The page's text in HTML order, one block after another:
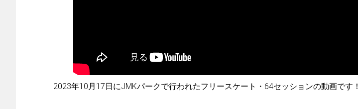
2023年10月17日にJMKパークで行われたフリースケート・64セッションの動画です！